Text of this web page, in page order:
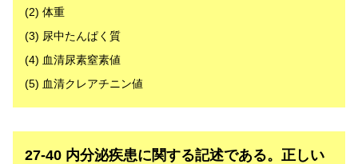
(2) 体重
(3) 尿中たんぱく質
(4) 血清尿素窒素値
(5) 血清クレアチニン値
解答
27-40 内分泌疾患に関する記述である。正しい